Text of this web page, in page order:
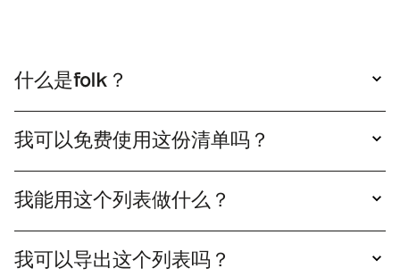
什么是folk？
无缝连接，操作便捷。
我可以免费使用这份清单吗？
清单"即可打开并查阅。若需将此清单设为个人专
属，只需点击"复制"按钮，您将获得可直接编辑的
清单副本。
我能用这个列表做什么？
folk 启动外联邮件活动。随后您可通过销售管道轻
松追踪这些关系。
我可以导出这个列表吗？